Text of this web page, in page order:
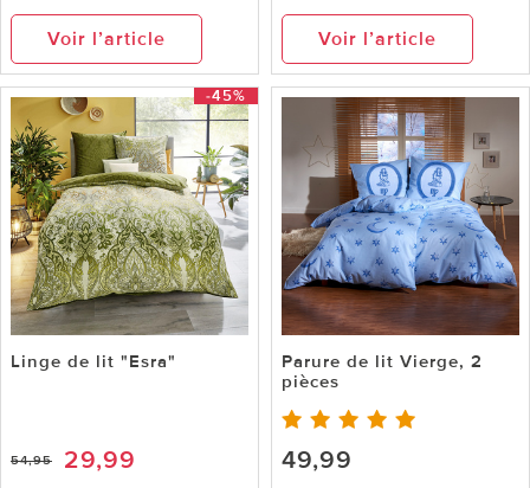
Voir l’article Voir l’article
-45%
Linge de lit "Esra"
54,95 29,99
Parure de lit Vierge, 2
pièces
49,99